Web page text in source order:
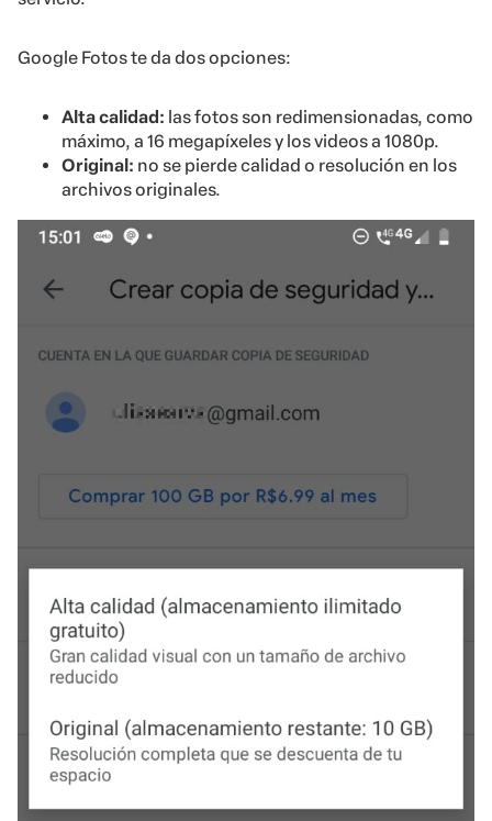
Google Fotos te da dos opciones:
Alta calidad: las fotos son redimensionadas, como
máximo, a 16 megapíxeles y los videos a 1080p.
Original: no se pierde calidad o resolución en los
archivos originales.